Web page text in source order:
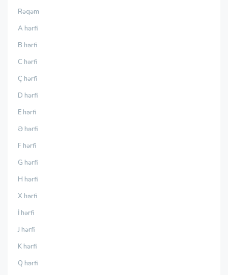
Rəqəm
A hərfi
B hərfi
C hərfi
Ç hərfi
D hərfi
E hərfi
Ə hərfi
F hərfi
G hərfi
H hərfi
X hərfi
İ hərfi
J hərfi
K hərfi
Q hərfi